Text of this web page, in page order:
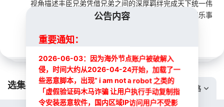
视角描述丰臣兄弟凭借兄弟之间的深厚羁绊完成天下统一伟
业的奇迹，另外也动态地描绘战国时代的丰富多彩的娱乐事
选集播放: 切换线路
公告内容
重要通知：
2026-06-03：因为海外节点账户被破解入
侵，时间大约从2026-04-24开始，加载了一
些恶意脚本，出现” i am not a robot 之类的
「虚假验证码木马诈骗 让用户执行手动复制指
令安装恶意软件，国内区域IP访问用户不受影